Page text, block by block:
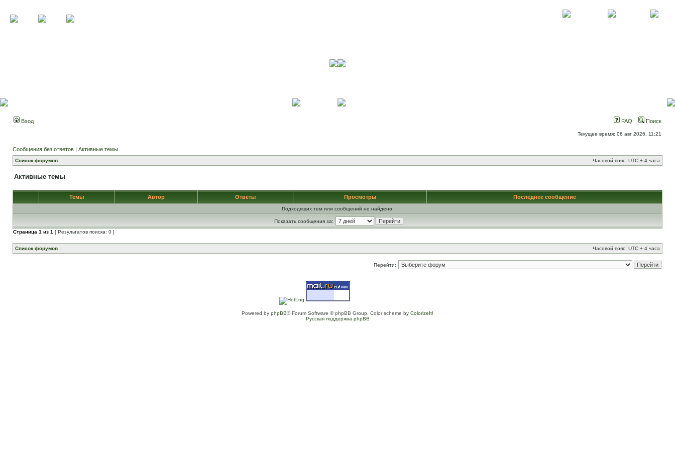
Вход FAQ Поиск
Текущее время: 06 авг 2026, 11:21
Сообщения без ответов | Активные темы
Список форумов Часовой пояс: UTC + 4 часа
Активные темы
Темы Автор Ответы Просмотры Последнее сообщение
Подходящих тем или сообщений не найдено.
Показать сообщения за:
Страница 1 из 1 [ Результатов поиска: 0 ]
Список форумов Часовой пояс: UTC + 4 часа
Перейти:
Powered by phpBB® Forum Software © phpBB Group. Color scheme by ColorizeIt!
Русская поддержка phpBB